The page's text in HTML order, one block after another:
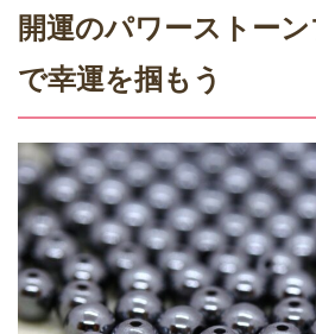
開運のパワーストー
で幸運を掴もう